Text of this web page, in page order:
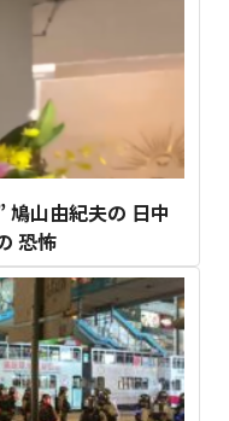
鳩山由紀夫の 日中
恐怖